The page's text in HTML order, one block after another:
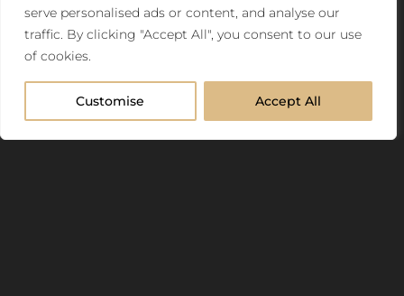
serve personalised ads or content, and analyse our
traffic. By clicking "Accept All", you consent to our use
of cookies.
Customise Accept All